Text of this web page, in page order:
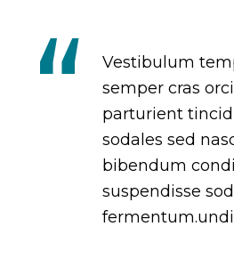
Vestibulum
semper cras
parturient
sodales sed
bibendum
suspendisse